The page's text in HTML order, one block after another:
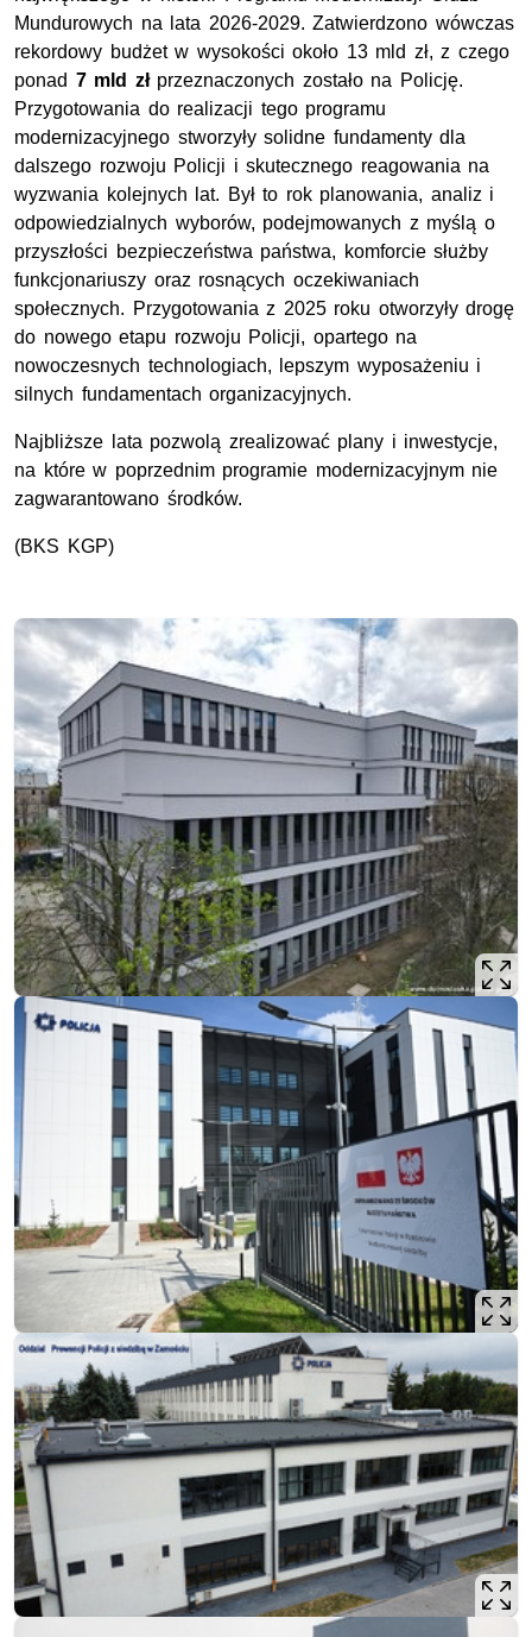
Mundurowych na lata 2026-2029. Zatwierdzono wówczas
rekordowy budżet w wysokości około 13 mld zł, z czego
ponad 7 mld złprzeznaczonych zostało na Policję.
Przygotowania do realizacji tego programu
modernizacyjnego stworzyły solidne fundamenty dla
dalszego rozwoju Policji i skutecznego reagowania na
wyzwania kolejnych lat. Był to rok planowania, analiz i
odpowiedzialnych wyborów, podejmowanych z myślą o
przyszłości bezpieczeństwa państwa, komforcie służby
funkcjonariuszy oraz rosnących oczekiwaniach
społecznych. Przygotowania z 2025 roku otworzyły drogę
do nowego etapu rozwoju Policji, opartego na
nowoczesnych technologiach, lepszym wyposażeniu i
silnych fundamentach organizacyjnych.
Najbliższe lata pozwolą zrealizować plany i inwestycje,
na które w poprzednim programie modernizacyjnym nie
zagwarantowano środków.
(BKS KGP)